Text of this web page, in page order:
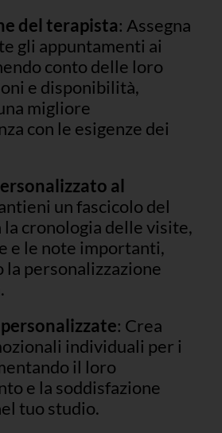
del terapista: Assegna
gli appuntamenti ai
conto delle loro
e disponibilità,
migliore
con le esigenze dei
al
un fascicolo del
la cronologia delle visite,
e le note importanti,
la personalizzazione
: Crea
individuali per i
il loro
e la soddisfazione
tuo studio.